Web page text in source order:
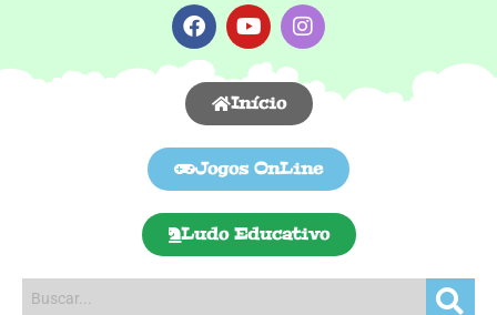
Início
Jogos OnLine
Ludo Educativo